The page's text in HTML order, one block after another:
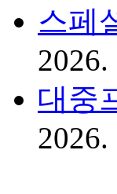
스페
2026.
대중